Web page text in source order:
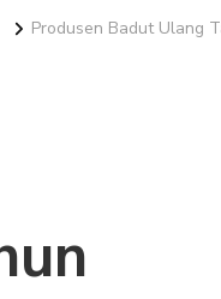
Produsen Badut Ulang